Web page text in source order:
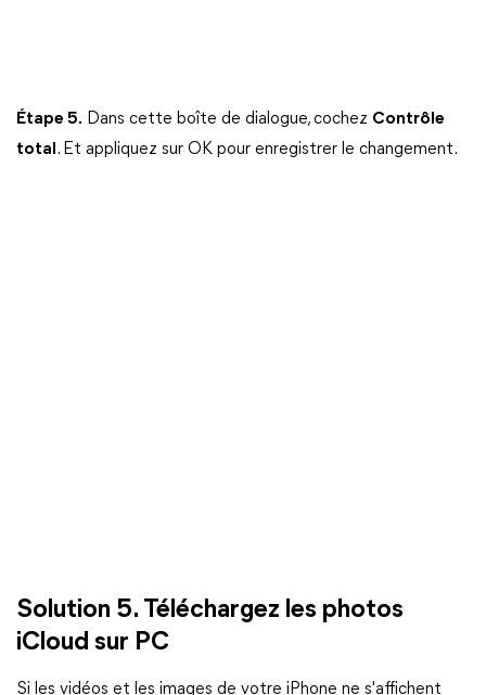
Étape 5. Dans cette boîte de dialogue, cochez Contrôle
total . Et appliquez sur OK pour enregistrer le changement.
Solution 5. Téléchargez les photos
iCloud sur PC
Si les vidéos et les images de votre iPhone ne s'affichent